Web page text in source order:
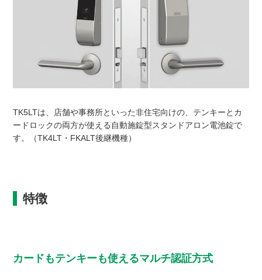
TK5LTは、店舗や事務所といった非住宅向けの、テンキーとカ
ードロックの両方が使える自動施錠型スタンドアロン電池錠で
す。（TK4LT・FKALT後継機種）
特徴
カードもテンキーも使えるマルチ認証方式